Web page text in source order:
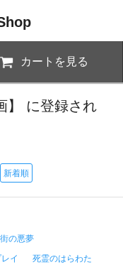
カートを見る
】 に登録され
新着順
の悪夢
イ
死霊のはらわた